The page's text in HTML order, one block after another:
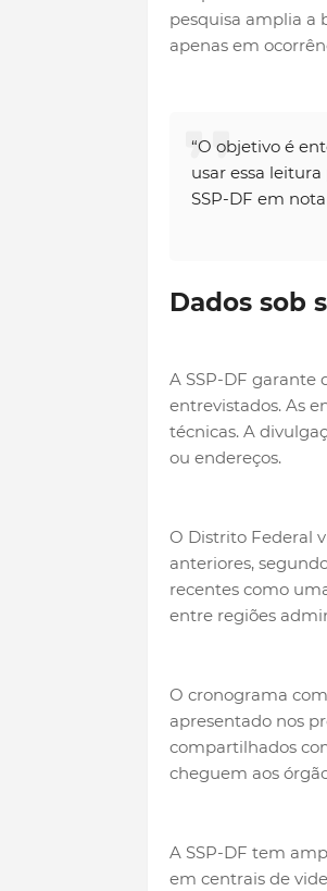
pesquisa amplia a
apenas em
“O objetivo é
usar essa
SSP-DF em
Dados sob
A SSP-DF garante
entrevistados. As
técnicas. A
ou endereços.
O Distrito Federal
anteriores,
recentes como
entre regiões
O cronograma
apresentado nos
compartilhados
cheguem aos
A SSP-DF tem
em centrais de